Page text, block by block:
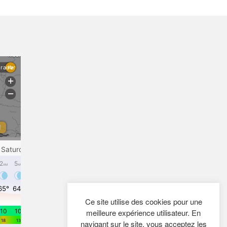
Ce site utilise des cookies pour une
meilleure expérience utilisateur. En
navigant sur le site, vous acceptez les